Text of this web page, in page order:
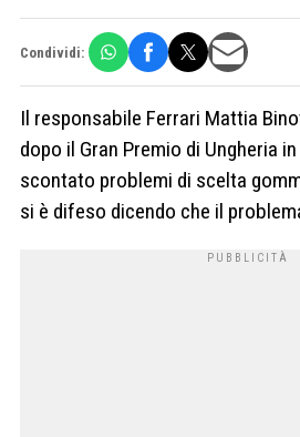
Condividi:
Il responsabile Ferrari Mattia
dopo il Gran Premio di Ungheria
scontato problemi di scelta
si è difeso dicendo che il